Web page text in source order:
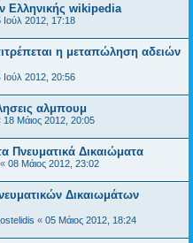
Ελληνικής wikipedia
Ιούλ 2012, 17:18
η μεταπώληση αδειών
Ιούλ 2012, 20:56
αλμπουμ
18 Μάιος 2012, 20:05
Πνευματικά Δικαιώματα
« 08 Μάιος 2012, 23:02
Δικαιωμάτων
« 05 Μάιος 2012, 18:24